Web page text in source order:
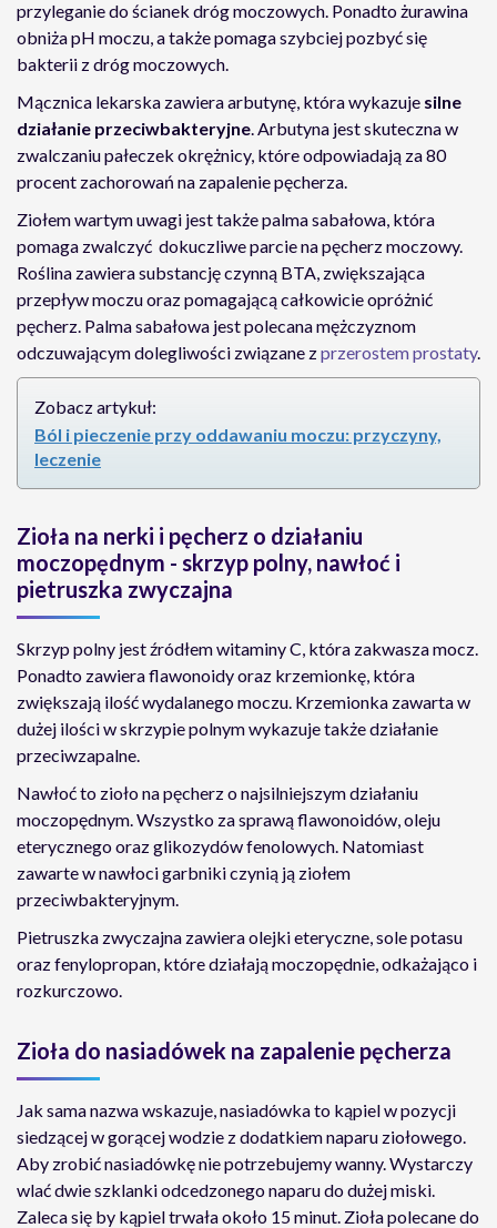
przyleganie do ścianek dróg moczowych. Ponadto żurawina
obniża pH moczu, a także pomaga szybciej pozbyć się
bakterii z dróg moczowych.
Mącznica lekarska zawiera arbutynę, która wykazuje silne
działanie przeciwbakteryjne. Arbutyna jest skuteczna w
zwalczaniu pałeczek okrężnicy, które odpowiadają za 80
procent zachorowań na zapalenie pęcherza.
Ziołem wartym uwagi jest także palma sabałowa, która
pomaga zwalczyć dokuczliwe parcie na pęcherz moczowy.
Roślina zawiera substancję czynną BTA, zwiększająca
przepływ moczu oraz pomagającą całkowicie opróżnić
pęcherz. Palma sabałowa jest polecana mężczyznom
odczuwającym dolegliwości związane zprzerostem prostaty.
Zobacz artykuł:
Ból i pieczenie przy oddawaniu moczu: przyczyny,
leczenie
Zioła na nerki i pęcherz o działaniu
moczopędnym - skrzyp polny, nawłoć i
pietruszka zwyczajna
Skrzyp polny jest źródłem witaminy C, która zakwasza mocz.
Ponadto zawiera flawonoidy oraz krzemionkę, która
zwiększają ilość wydalanego moczu. Krzemionka zawarta w
dużej ilości w skrzypie polnym wykazuje także działanie
przeciwzapalne.
Nawłoć to zioło na pęcherz o najsilniejszym działaniu
moczopędnym. Wszystko za sprawą flawonoidów, oleju
eterycznego oraz glikozydów fenolowych. Natomiast
zawarte w nawłoci garbniki czynią ją ziołem
przeciwbakteryjnym.
Pietruszka zwyczajna zawiera olejki eteryczne, sole potasu
oraz fenylopropan, które działają moczopędnie, odkażająco i
rozkurczowo.
Zioła do nasiadówek na zapalenie pęcherza
Jak sama nazwa wskazuje, nasiadówka to kąpiel w pozycji
siedzącej w gorącej wodzie z dodatkiem naparu ziołowego.
Aby zrobić nasiadówkę nie potrzebujemy wanny. Wystarczy
wlać dwie szklanki odcedzonego naparu do dużej miski.
Zaleca się by kąpiel trwała około 15 minut. Zioła polecane do